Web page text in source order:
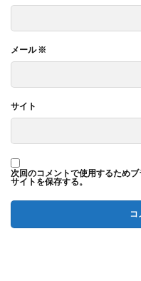
メール※
サイト
次回のコメントで使用するため
サイトを保存する。